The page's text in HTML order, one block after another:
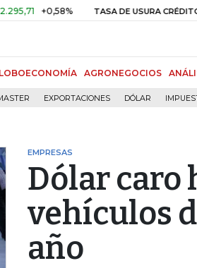
+0,58% TASA DE USURA CRÉDITO
AGRONEGOCIOS
EXPORTACIONES DÓLAR
EMPRESAS
Dólar caro
vehículos
año